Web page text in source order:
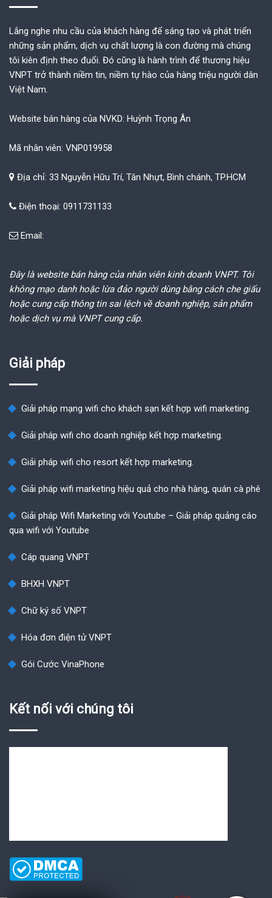
Lắng nghe nhu cầu của khách hàng để sáng tạo và phát triển
những sản phẩm, dịch vụ chất lượng là con đường mà chúng
tôi kiên định theo đuổi. Đó cũng là hành trình để thương hiệu
VNPT trở thành niềm tin, niềm tự hào của hàng triệu người dân
Việt Nam.
Website bán hàng của NVKD: Huỳnh Trọng Ân
Mã nhân viên: VNP019958
Địa chỉ: 33 Nguyễn Hữu Trí, Tân Nhựt, Bình chánh, TP.HCM
Điện thoại: 0911731133
Email:
Đây là website bán hàng của nhân viên kinh doanh VNPT. Tôi
không mạo danh hoặc lừa đảo người dùng bằng cách che giấu
hoặc cung cấp thông tin sai lệch về doanh nghiệp, sản phẩm
hoặc dịch vụ mà VNPT cung cấp.
Giải pháp
Giải pháp mạng wifi cho khách sạn kết hợp wifi marketing.
Giải pháp wifi cho doanh nghiệp kết hợp marketing.
Giải pháp wifi cho resort kết hợp marketing.
Giải pháp wifi marketing hiệu quả cho nhà hàng, quán cà phê
Giải pháp Wifi Marketing với Youtube – Giải pháp quảng cáo
qua wifi với Youtube
Cáp quang VNPT
BHXH VNPT
Chữ ký số VNPT
Hóa đơn điện tử VNPT
Gói Cước VinaPhone
Kết nối với chúng tôi